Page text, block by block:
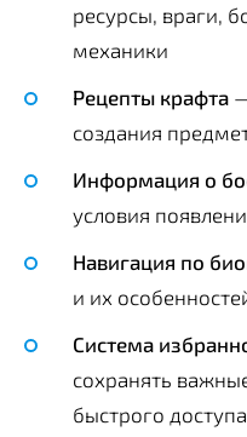
ресурсы, враги,
механики
Рецепты крафта
создания
Информация о
условия
Навигация по
и их
Система
сохранять
быстрого доступа